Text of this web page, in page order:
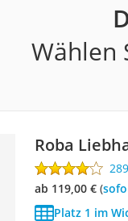
Wählen
Roba
ab 119,00 €(
Platz 1 im